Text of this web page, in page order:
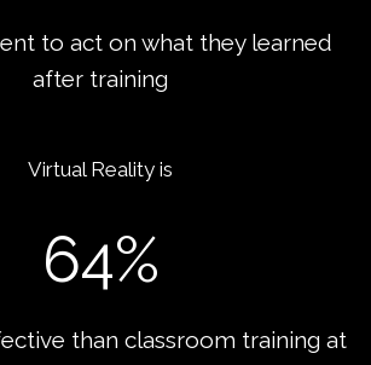
to act on what they learned
after training
Virtual Reality is
64%
than classroom training at